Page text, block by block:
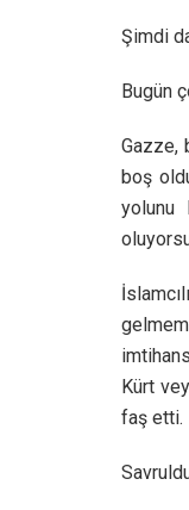
Şimdi
Bugün
Gazze,
boş
yolunu
Kürt
faş etti.